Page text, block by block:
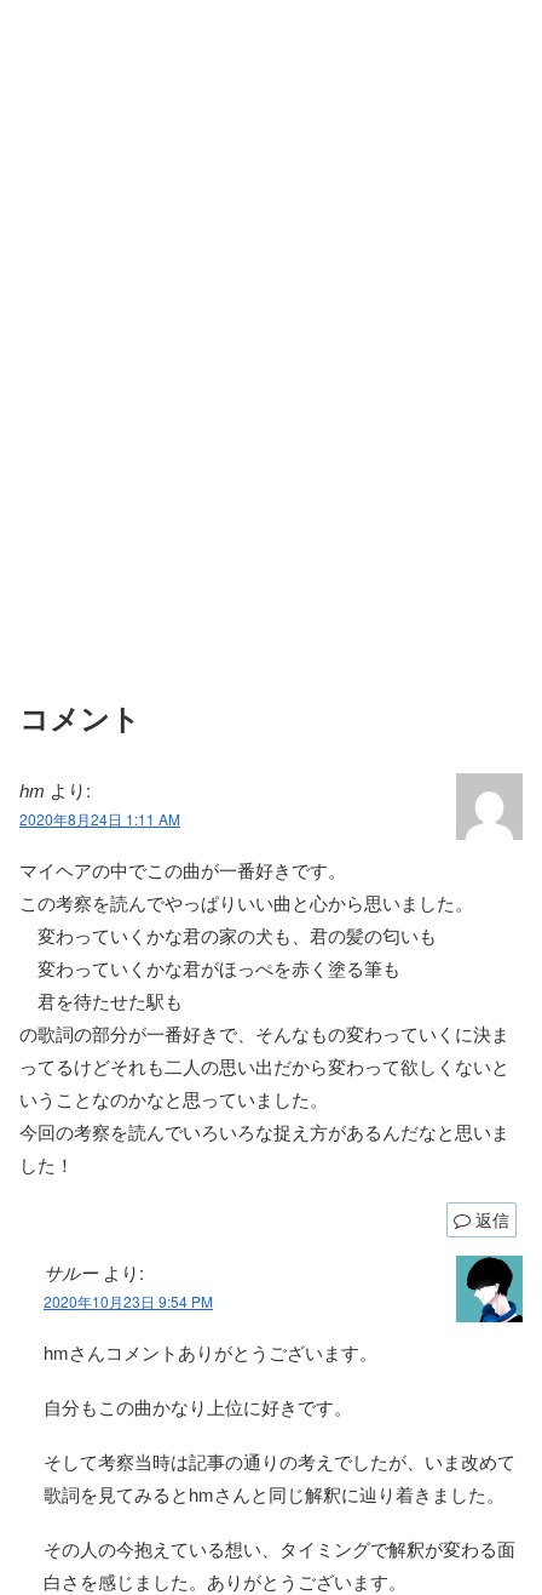
コメント
hm より:
2020年8月24日 1:11 AM
マイヘアの中でこの曲が一番好きです。
この考察を読んでやっぱりいい曲と心から思いました。
変わっていくかな君の家の犬も、君の髪の匂いも
変わっていくかな君がほっぺを赤く塗る筆も
君を待たせた駅も
の歌詞の部分が一番好きで、そんなもの変わっていくに決ま
ってるけどそれも二人の思い出だから変わって欲しくないと
いうことなのかなと思っていました。
今回の考察を読んでいろいろな捉え方があるんだなと思いま
した！
返信
サルー より:
2020年10月23日 9:54 PM
hmさんコメントありがとうございます。
自分もこの曲かなり上位に好きです。
そして考察当時は記事の通りの考えでしたが、いま改めて
歌詞を見てみるとhmさんと同じ解釈に辿り着きました。
その人の今抱えている想い、タイミングで解釈が変わる面
白さを感じました。ありがとうございます。